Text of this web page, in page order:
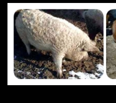
ПОРОДЫ СВИНЕЙ
Mangalitsa